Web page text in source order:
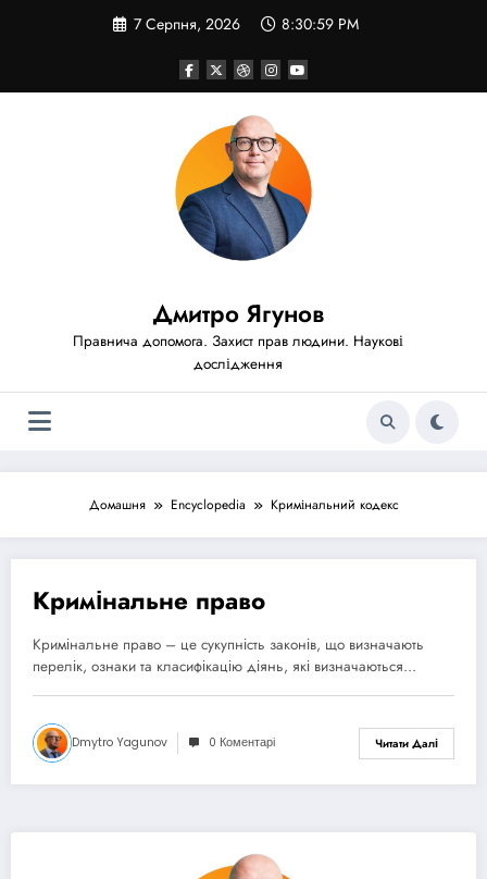
7 Серпня, 2026 8:31:01 PM
Дмитро Ягунов
Правнича допомога. Захист прав людини. Наукові
дослідження
Домашня Encyclopedia Кримінальний кодекс
12 Травня, 2025
Кримінальне право
Кримінальне право – це сукупність законів, що визначають
перелік, ознаки та класифікацію діянь, які визначаються…
Dmytro Yagunov 0 Коментарі Читати Далі